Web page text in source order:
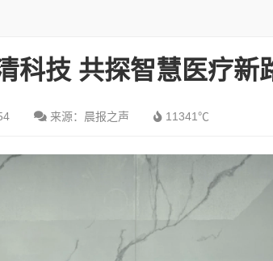
科技 共探智慧医疗新
来源：晨报之声 11341℃